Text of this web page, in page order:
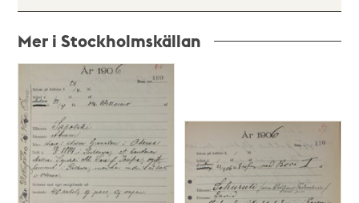
Mer i Stockholmskällan
poster
och
teman